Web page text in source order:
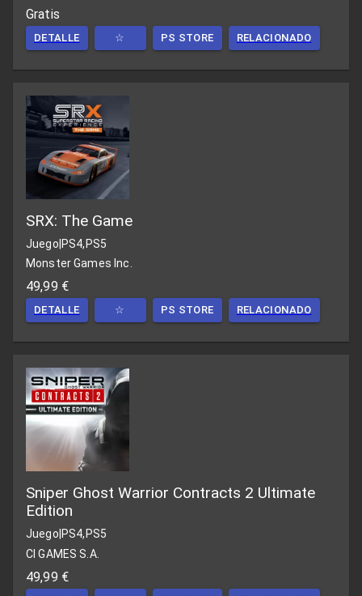
Gratis
DETALLE ☆ PS STORE RELACIONADO
SRX: The Game
Juego|PS4,PS5
Monster Games Inc.
49,99 €
DETALLE ☆ PS STORE RELACIONADO
Sniper Ghost Warrior Contracts 2 Ultimate
Edition
Juego PS4,PS5
CI GAMES S.A.
49,99 €